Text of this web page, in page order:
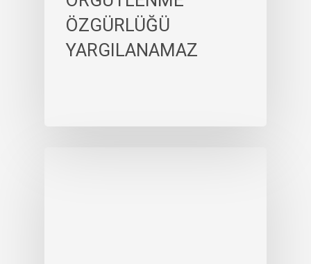
ÖZGÜRLÜĞÜ
YARGILANAMAZ